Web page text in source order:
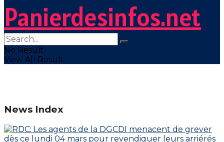
Panierdesinfos.net
No Result
View All Result
News Index